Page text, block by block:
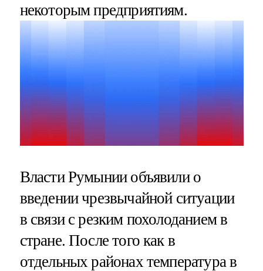
некоторым предприятиям.
Власти Румынии объявили о
введении чрезвычайной ситуации
в связи с резким похолоданием в
стране. После того как в
отдельных районах температура в